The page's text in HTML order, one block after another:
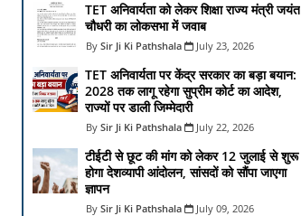
TET अनिवार्यता को लेकर शिक्षा राज्य मंत्री जयंत
चौधरी का लोकसभा में जवाब
Sir Ji Ki Pathshala July 23, 2026
TET अनिवार्यता पर केंद्र सरकार का बड़ा बयान:
2028 तक लागू रहेगा सुप्रीम कोर्ट का आदेश,
राज्यों पर डाली जिम्मेदारी
Sir Ji Ki Pathshala July 22, 2026
टीईटी से छूट की मांग को लेकर 12 जुलाई से शुरू
होगा देशव्यापी आंदोलन, सांसदों को सौंपा जाएगा
ज्ञापन
Sir Ji Ki Pathshala July 09, 2026